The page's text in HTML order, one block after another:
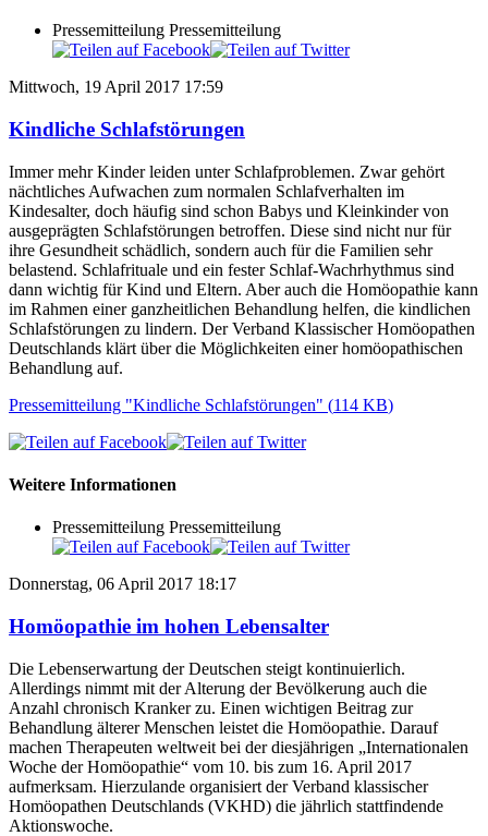
Pressemitteilung Pressemitteilung
Mittwoch, 19 April 2017 17:59
Kindliche Schlafstörungen
Immer mehr Kinder leiden unter Schlafproblemen. Zwar gehört
nächtliches Aufwachen zum normalen Schlafverhalten im
Kindesalter, doch häufig sind schon Babys und Kleinkinder von
ausgeprägten Schlafstörungen betroffen. Diese sind nicht nur für
ihre Gesundheit schädlich, sondern auch für die Familien sehr
belastend. Schlafrituale und ein fester Schlaf-Wachrhythmus sind
dann wichtig für Kind und Eltern. Aber auch die Homöopathie kann
im Rahmen einer ganzheitlichen Behandlung helfen, die kindlichen
Schlafstörungen zu lindern. Der Verband Klassischer Homöopathen
Deutschlands klärt über die Möglichkeiten einer homöopathischen
Behandlung auf.
Pressemitteilung "Kindliche Schlafstörungen" (114 KB)
Weitere Informationen
Pressemitteilung Pressemitteilung
Donnerstag, 06 April 2017 18:17
Homöopathie im hohen Lebensalter
Die Lebenserwartung der Deutschen steigt kontinuierlich.
Allerdings nimmt mit der Alterung der Bevölkerung auch die
Anzahl chronisch Kranker zu. Einen wichtigen Beitrag zur
Behandlung älterer Menschen leistet die Homöopathie. Darauf
machen Therapeuten weltweit bei der diesjährigen „Internationalen
Woche der Homöopathie“ vom 10. bis zum 16. April 2017
aufmerksam. Hierzulande organisiert der Verband klassischer
Homöopathen Deutschlands (VKHD) die jährlich stattfindende
Aktionswoche.